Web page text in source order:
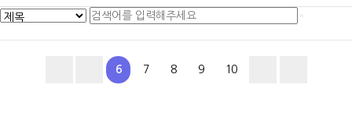
6 7 8 9 10